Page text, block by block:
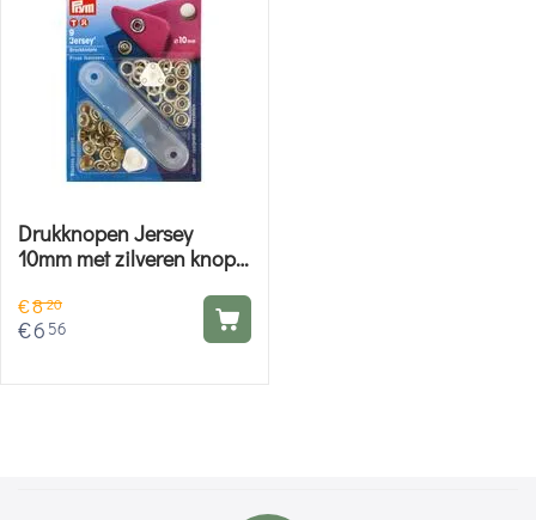
Drukknopen Jersey
10mm met zilveren knop -
€820
€6 56